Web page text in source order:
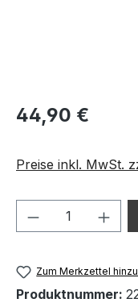
44,90 €
Preise inkl. MwSt.
Produkt
Zum Merkzettel
Produktnummer: